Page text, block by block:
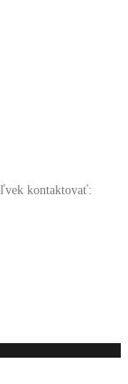
kontaktovať: